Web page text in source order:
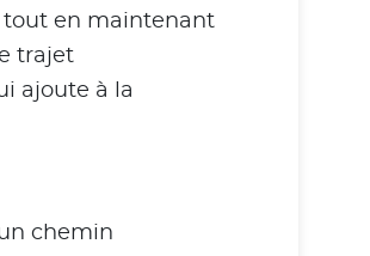
tout en maintenant
trajet
ajoute à la
chemin